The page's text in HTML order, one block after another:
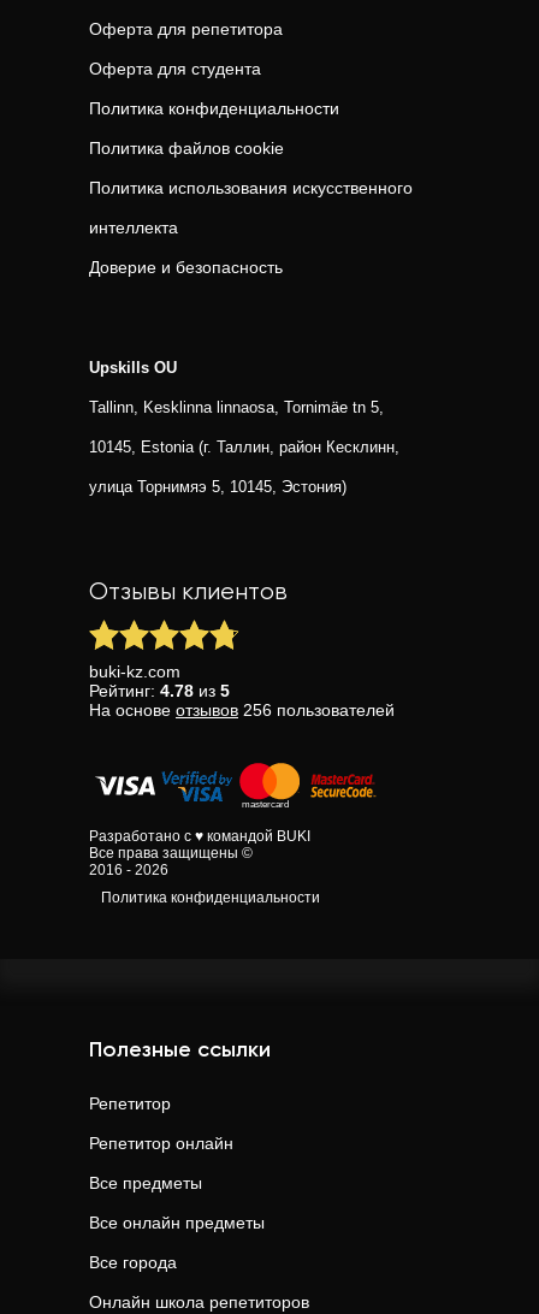
Оферта для репетитора
Оферта для студента
Политика конфиденциальности
Политика файлов cookie
Политика использования искусственного
интеллекта
Доверие и безопасность
Upskills OU
Tallinn, Kesklinna linnaosa, Tornimäe tn 5,
10145, Estonia (г. Таллин, район Кесклинн,
улица Торнимяэ 5, 10145, Эстония)
Отзывы клиентов
buki-kz.com
Рейтинг: 4.78 из 5
На основе отзывов 256 пользователей
Разработано с ♥ командой BUKI
Все права защищены ©
2016 - 2026
Политика конфиденциальности
Полезные ссылки
Репетитор
Репетитор онлайн
Все предметы
Все онлайн предметы
Все города
Онлайн школа репетиторов